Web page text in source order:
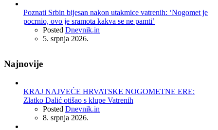
Poznati Srbin bijesan nakon utakmice vatrenih: ‘Nogomet je
pocrnio, ovo je sramota kakva se ne pamti’
Posted Dnevnik.in
5. srpnja 2026.
Najnovije
KRAJ NAJVEĆE HRVATSKE NOGOMETNE ERE:
Zlatko Dalić otišao s klupe Vatrenih
Posted Dnevnik.in
8. srpnja 2026.